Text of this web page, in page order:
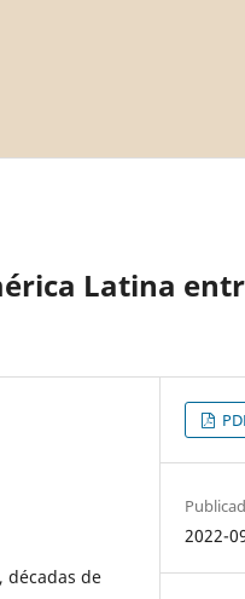
Latina
décadas de
2022-